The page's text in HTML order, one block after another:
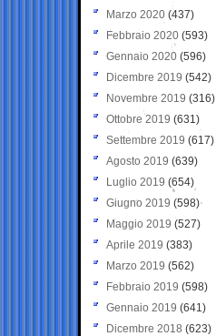
Marzo 2020 (437)
Febbraio 2020 (593)
Gennaio 2020 (596)
Dicembre 2019 (542)
Novembre 2019 (316)
Ottobre 2019 (631)
Settembre 2019 (617)
Agosto 2019 (639)
Luglio 2019 (654)
Giugno 2019 (598)
Maggio 2019 (527)
Aprile 2019 (383)
Marzo 2019 (562)
Febbraio 2019 (598)
Gennaio 2019 (641)
Dicembre 2018 (623)